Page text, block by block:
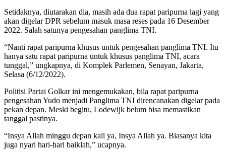
Setidaknya, diutarakan dia, masih ada dua rapat paripurna lagi yang
akan digelar DPR sebelum masuk masa reses pada 16 Desember
2022. Salah satunya pengesahan panglima TNI.
“Nanti rapat paripurna khusus untuk pengesahan panglima TNI. Itu
hanya satu rapat paripurna untuk khusus panglima TNI, acara
tunggal,” ungkapnya, di Komplek Parlemen, Senayan, Jakarta,
Selasa (6/12/2022).
Politisi Partai Golkar ini mengemukakan, bila rapat paripurna
pengesahan Yudo menjadi Panglima TNI direncanakan digelar pada
pekan depan. Meski begitu, Lodewijk belum bisa memastikan
tanggal pastinya.
“Insya Allah minggu depan kali ya, Insya Allah ya. Biasanya kita
juga nyari hari-hari baiklah,” ucapnya.